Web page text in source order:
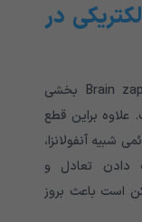
در
بروز احساسات شوک مانند در مغز یا Brain zap بخشی
براین قطع
شبیه آنفولانزا،
دادن تعادل و
است باعث بروز